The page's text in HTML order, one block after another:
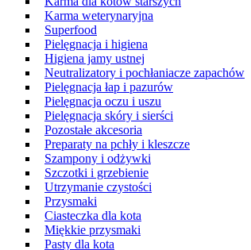
Karma weterynaryjna
Superfood
Pielęgnacja i higiena
Higiena jamy ustnej
Neutralizatory i pochłaniacze zapachów
Pielęgnacja łap i pazurów
Pielęgnacja oczu i uszu
Pielęgnacja skóry i sierści
Pozostałe akcesoria
Preparaty na pchły i kleszcze
Szampony i odżywki
Szczotki i grzebienie
Utrzymanie czystości
Przysmaki
Ciasteczka dla kota
Miękkie przysmaki
Pasty dla kota